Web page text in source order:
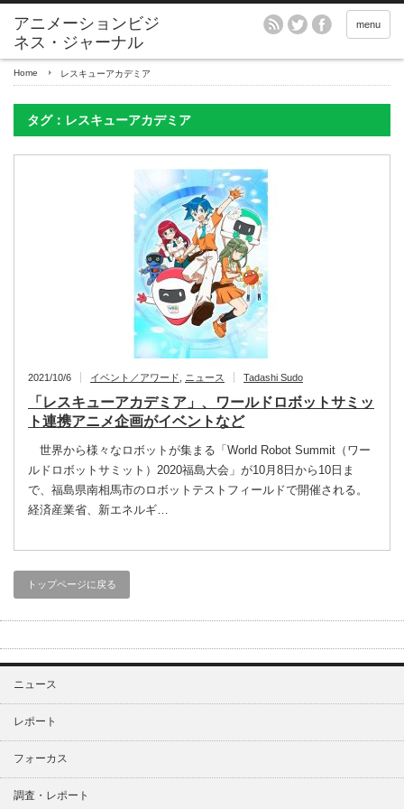
アニメーションビジ
ネス・ジャーナル
menu
Home レスキューアカデミア
タグ：レスキューアカデミア
2021/10/6 イベント／アワード ニュース Tadashi Sudo
「レスキューアカデミア」、ワールドロボットサミッ
ト連携アニメ企画がイベントなど
世界から様々なロボットが集まる「World Robot Summit（ワー
ルドロボットサミット）2020福島大会」が10月8日から10日ま
で、福島県南相馬市のロボットテストフィールドで開催される。
経済産業省、新エネルギ…
トップページに戻る
ニュース
レポート
フォーカス
調査・レポート